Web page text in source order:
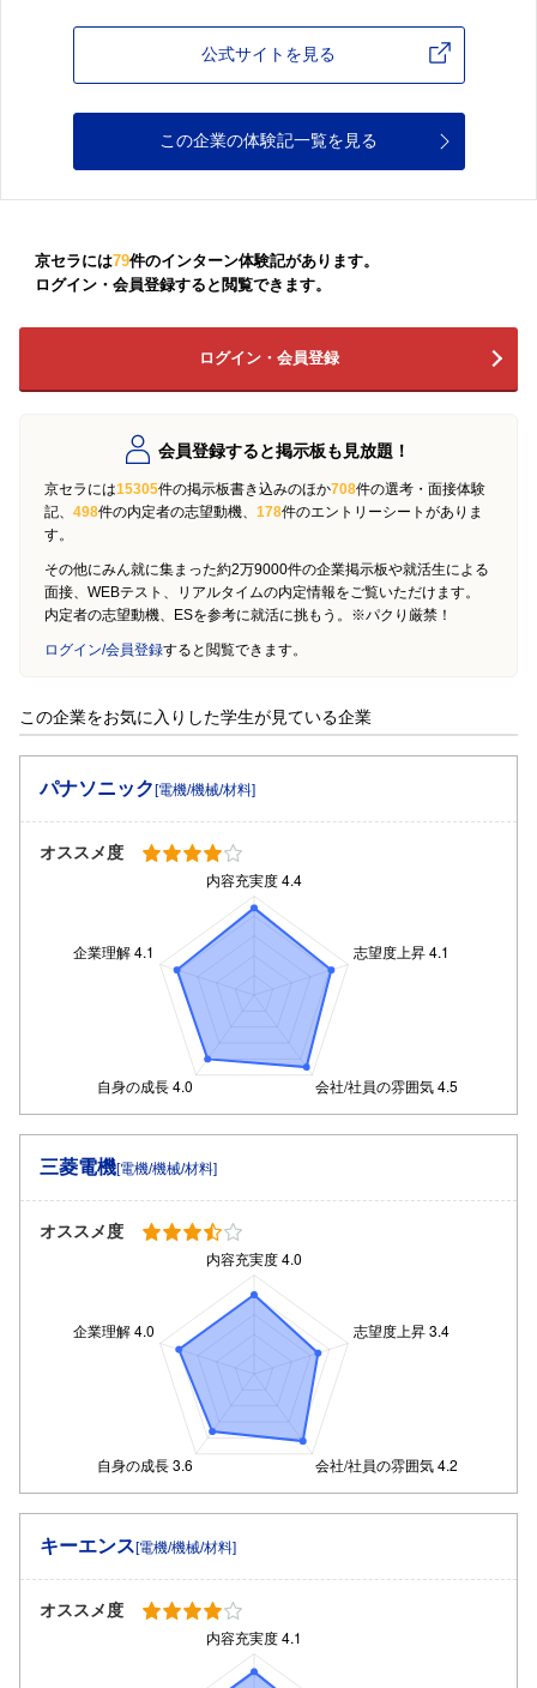
公式サイトを見る
この企業の体験記一覧を見る
京セラには79件のインターン体験記があります。
ログイン・会員登録すると閲覧できます。
ログイン・会員登録
会員登録すると掲示板も見放題！
京セラには15305件の掲示板書き込みのほか708件の選考・面接体験
記、 498件の内定者の志望動機、 178件のエントリーシートがありま
す。
その他にみん就に集まった約2万9000件の企業掲示板や就活生による
面接、WEBテスト、リアルタイムの内定情報をご覧いただけます。
内定者の志望動機、ESを参考に就活に挑もう。※パクり厳禁！
ログイン/会員登録すると閲覧できます。
この企業をお気に入りした学生が見ている企業
パナソニック[電機/機械/材料]
オススメ度
三菱電機[電機/機械/材料]
オススメ度
キーエンス[電機/機械/材料]
オススメ度